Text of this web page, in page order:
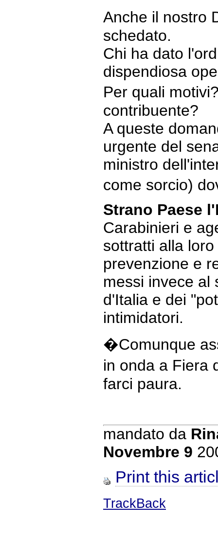
Anche il nostro
schedato.
Chi ha dato
dispendiosa
Per quali
contribuente?
A queste
urgente del
ministro
come sorcio)
Strano Paese
Carabinieri e
sottratti alla
prevenzione e
messi invece al
d'Italia e dei
intimidatori.
�Comunque
in onda a Fiera
farci paura.
mandato da
Novembre 9
Print this
TrackBack